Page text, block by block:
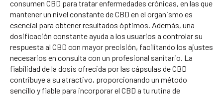
consumen CBD para tratar enfermedades crónicas, en las que
mantener un nivel constante de CBD en el organismo es
esencial para obtener resultados óptimos. Además, una
dosificación constante ayuda a los usuarios a controlar su
respuesta al CBD con mayor precisión, facilitando los ajustes
necesarios en consulta con un profesional sanitario. La
fiabilidad de la dosis ofrecida por las cápsulas de CBD
contribuye a su atractivo, proporcionando un método
sencillo y fiable para incorporar el CBD a tu rutina de